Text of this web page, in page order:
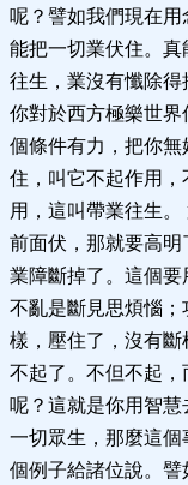
呢？譬如我們現在
能把一切業伏住。
往生，業沒有懺除得
你對於西方極樂世
個條件有力，把你
住，叫它不起作用
用，這叫帶業往生
前面伏，那就要高
業障斷掉了。這個
不亂是斷見思煩惱
樣，壓住了，沒有
不起了。不但不起
呢？這就是你用智
一切眾生，那麼這
個例子給諸位說。